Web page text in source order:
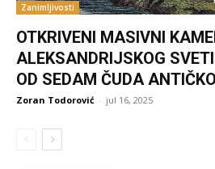
Zanimljivosti
OTKRIVENI MASIVNI
ALEKSANDRIJSKOG
OD SEDAM ČUDA
Zoran Todorović - jul 16, 2025